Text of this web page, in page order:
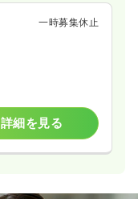
一時募集休止
詳細を見る